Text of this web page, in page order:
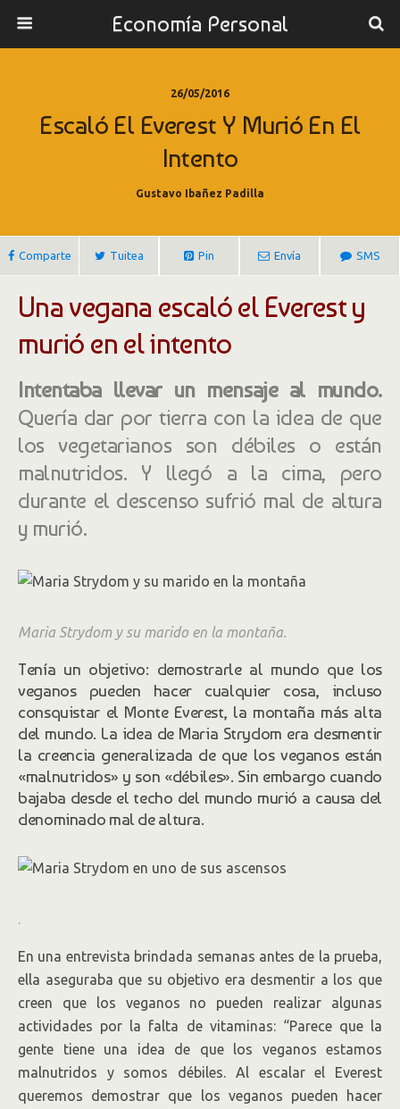
Economía Personal
26/05/2016
Escaló El Everest Y Murió En El
Intento
Gustavo Ibañez Padilla
Comparte Tuitea Pin Envía SMS
Una vegana escaló el Everest y
murió en el intento
Intentaba llevar un mensaje al mundo.
Quería dar por tierra con la idea de que
los vegetarianos son débiles o están
malnutridos. Y llegó a la cima, pero
durante el descenso sufrió mal de altura
y murió.
Maria Strydom y su marido en la montaña.
Tenía un objetivo: demostrarle al mundo que los
veganos pueden hacer cualquier cosa, incluso
consquistar el Monte Everest, la montaña más alta
del mundo. La idea de Maria Strydom era desmentir
la creencia generalizada de que los veganos están
«malnutridos» y son «débiles». Sin embargo cuando
bajaba desde el techo del mundo murió a causa del
denominado mal de altura.
.
En una entrevista brindada semanas antes de la prueba,
ella aseguraba que su objetivo era desmentir a los que
creen que los veganos no pueden realizar algunas
actividades por la falta de vitaminas: “Parece que la
gente tiene una idea de que los veganos estamos
malnutridos y somos débiles. Al escalar el Everest
queremos demostrar que los veganos pueden hacer